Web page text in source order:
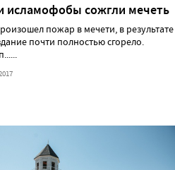
исламофобы сожгли мечеть
пожар в мечети, в результате
почти полностью сгорело.